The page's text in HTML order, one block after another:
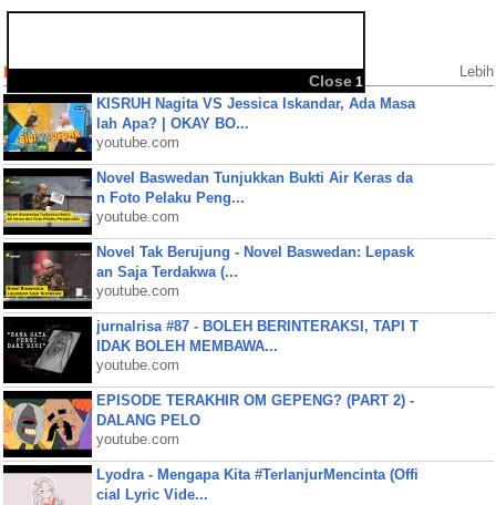
Populer Videos Lebih
KISRUH Nagita VS Jessica Iskandar, Ada Masa
lah Apa? | OKAY BO...
youtube.com
Novel Baswedan Tunjukkan Bukti Air Keras da
n Foto Pelaku Peng...
youtube.com
Novel Tak Berujung - Novel Baswedan: Lepask
an Saja Terdakwa (...
youtube.com
jurnalrisa #87 - BOLEH BERINTERAKSI, TAPI T
IDAK BOLEH MEMBAWA...
youtube.com
EPISODE TERAKHIR OM GEPENG? (PART 2) -
DALANG PELO
youtube.com
Lyodra - Mengapa Kita #TerlanjurMencinta (Offi
cial Lyric Vide...